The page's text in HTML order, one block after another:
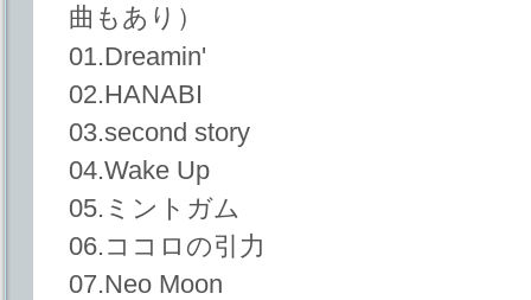
曲もあり）
01.Dreamin'
02.HANABI
03.second story
04.Wake Up
05.ミントガム
06.ココロの引力
07.Neo Moon